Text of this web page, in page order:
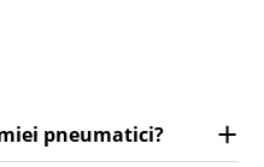
pneumatici?